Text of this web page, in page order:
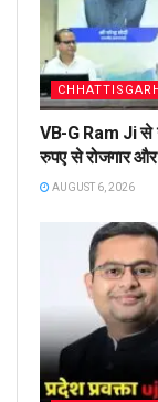
VB-G Ram Ji से
रुपए से रोजगार और
AUGUST 6, 2026